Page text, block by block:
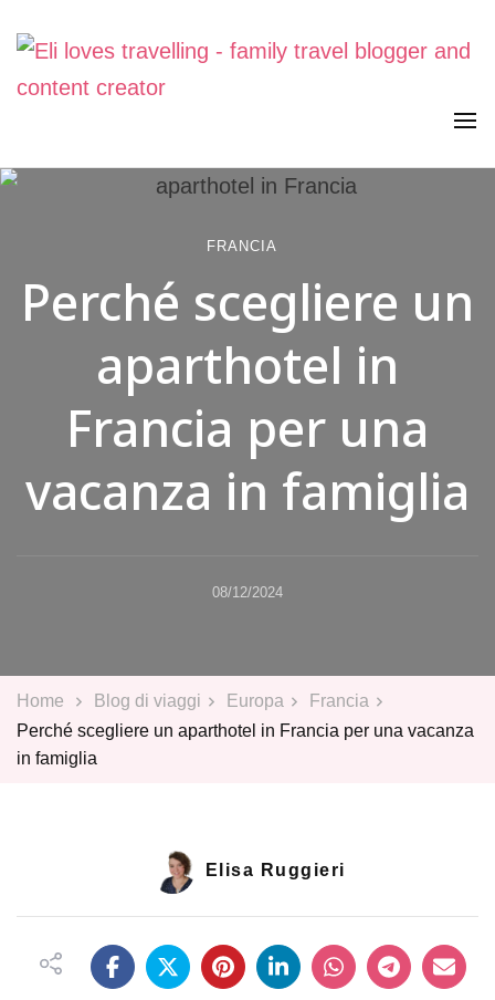
Eli loves travelling
Viaggiare in famiglia, senza stress. Con curiosità, lentezza e
FRANCIA
Perché scegliere un
aparthotel in
Francia per una
vacanza in famiglia
08/12/2024
Home Blog di viaggi Europa
Francia
Perché scegliere un aparthotel in Francia per una vacanza
in famiglia
Elisa Ruggieri